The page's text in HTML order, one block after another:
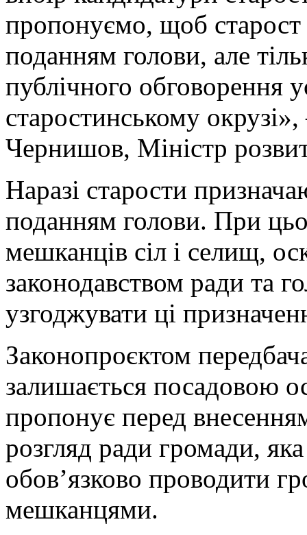
пропонуємо, щоб старост
поданням голови, але
публічного обговорення
старостинському
Чернишов, Міністр
Наразі старости
поданням голови. При
мешканців сіл і селищ,
законодавством ради та
узгоджувати ці
Законопроєктом
залишається посадовою
пропонує перед
розгляд ради громади,
обов’язково проводити
мешканцями.